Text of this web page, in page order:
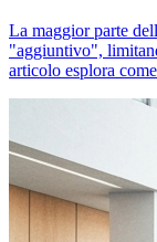
La maggior parte
"aggiuntivo",
articolo esplora